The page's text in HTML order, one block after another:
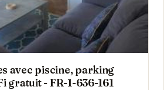
avec piscine, parking
gratuit - FR-1-636-161